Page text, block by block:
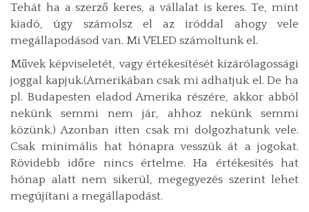
Tehát ha a szerző keres, a vállalat is keres. Te, mint
kiadó, úgy számolsz el az iróddal ahogy vele
megállapodásod van. Mi VELED számoltunk el.
Művek képviseletét, vagy értékesítését kizárólagossági
joggal kapjuk.(Amerikában csak mi adhatjuk el. De ha
pl. Budapesten eladod Amerika részére, akkor abból
nekünk semmi nem jár, ahhoz nekünk semmi
közünk.) Azonban itten csak mi dolgozhatunk vele.
Csak minimális hat hónapra vesszük át a jogokat.
Rövidebb időre nincs értelme. Ha értékesítés hat
hónap alatt nem sikerül, megegyezés szerint lehet
megújítani a megállapodást.